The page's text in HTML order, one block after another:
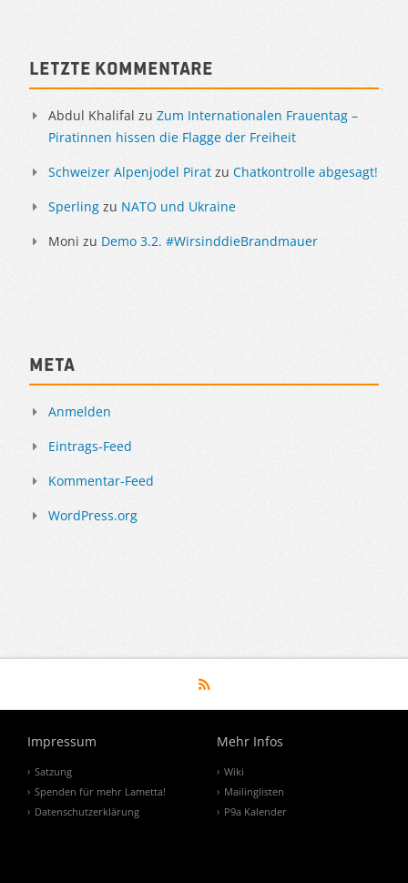
Letzte Kommentare
Abdul Khalifal zu Zum Internationalen Frauentag –
Piratinnen hissen die Flagge der Freiheit
Schweizer Alpenjodel Pirat zu Chatkontrolle abgesagt!
Sperling zu NATO und Ukraine
Moni zu Demo 3.2. #WirsinddieBrandmauer
Meta
Anmelden
Eintrags-Feed
Kommentar-Feed
WordPress.org
Impressum
Satzung
Spenden für mehr Lametta!
Datenschutzerklärung
Mehr Infos
Wiki
Mailinglisten
P9a Kalender